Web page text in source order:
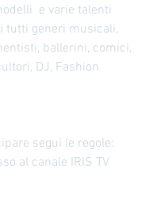
e varie talenti
tutti generi musicali,
ballerini, comici,
DJ, Fashion
segui le regole:
al canale IRIS TV